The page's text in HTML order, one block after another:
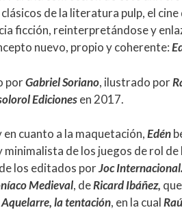
de la literatura pulp, el
ficción, reinterpretándose y
nuevo, propio y coherente:
porGabriel Soriano, ilustrado por
Edicionesen 2017.
cuanto a la maquetación,Edén
minimalista de los juegos de rol de
los editados porJoc Internacional.
Medieval, deRicard Ibáñez,
Aquelarre, la tentación, en la cual